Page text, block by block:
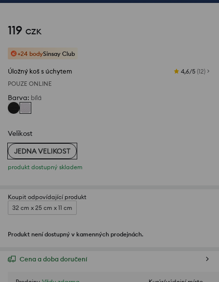
119 CZK
+24 bodySinsay Club
Úložný koš s úchytem 4,6/5 (12)
POUZE ONLINE
Barva: bílá
Velikost
JEDNA VELIKOST
produkt dostupný skladem
Koupit odpovídající produkt
32 cm x 25 cm x 11 cm
Produkt není dostupný v kamenných prodejnách.
Cena a doba doručení